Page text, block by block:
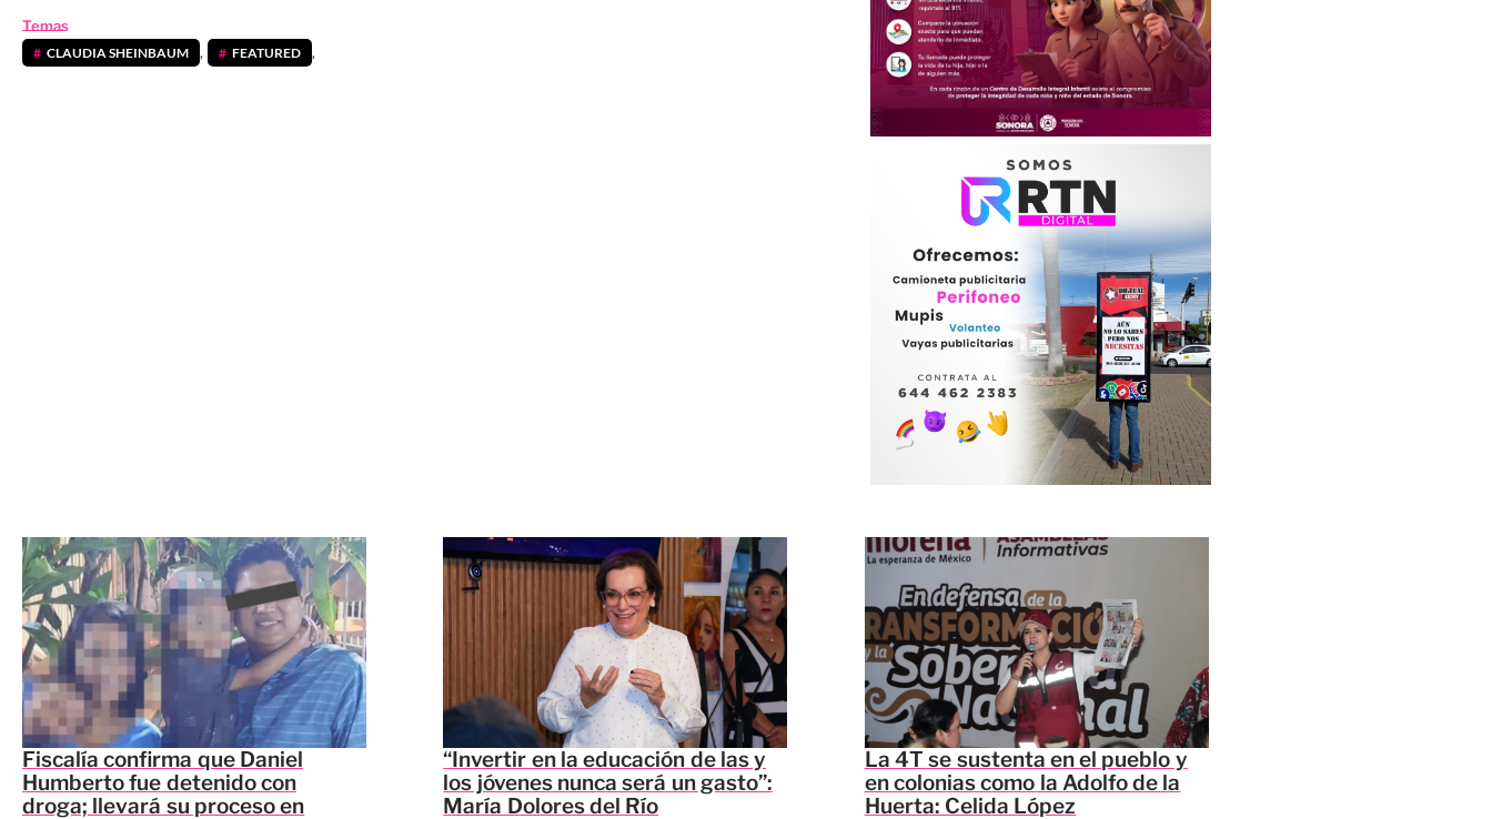
Temas
CLAUDIA SHEINBAUM , FEATURED ,
Fiscalía confirma que Daniel
Humberto fue detenido con
droga; llevará su proceso en
“Invertir en la educación de las y
los jóvenes nunca será un gasto”:
María Dolores del Río
La 4T se sustenta en el pueblo y
en colonias como la Adolfo de la
Huerta: Celida López